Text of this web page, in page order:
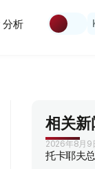
分析
相关新
2026年8月9
托卡耶夫